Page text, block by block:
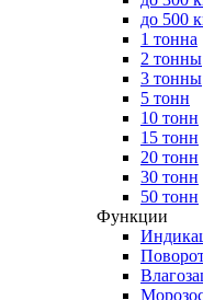
до 500
1 тонна
2 тонны
3 тонны
5 тонн
10 тонн
15 тонн
20 тонн
30 тонн
50 тонн
Функции